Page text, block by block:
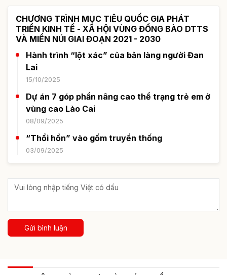
CHƯƠNG TRÌNH MỤC TIÊU QUỐC GIA PHÁT
TRIỂN KINH TẾ - XÃ HỘI VÙNG ĐỒNG BÀO DTTS
VÀ MIỀN NÚI GIAI ĐOẠN 2021 - 2030
Hành trình “lột xác” của bản làng người Đan
Lai
15/10/2025
Dự án 7 góp phần nâng cao thể trạng trẻ em ở
vùng cao Lào Cai
08/09/2025
“Thổi hồn” vào gốm truyền thống
03/09/2025
Gửi bình luận